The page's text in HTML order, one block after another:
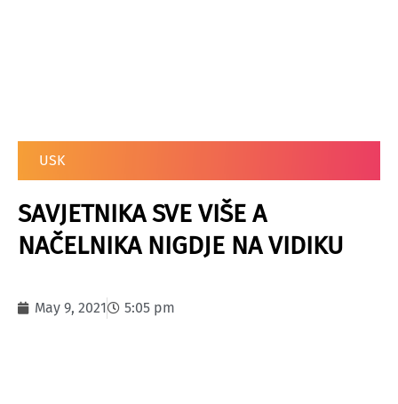
USK
SAVJETNIKA SVE VIŠE A
NAČELNIKA NIGDJE NA VIDIKU
May 9, 2021 5:05 pm